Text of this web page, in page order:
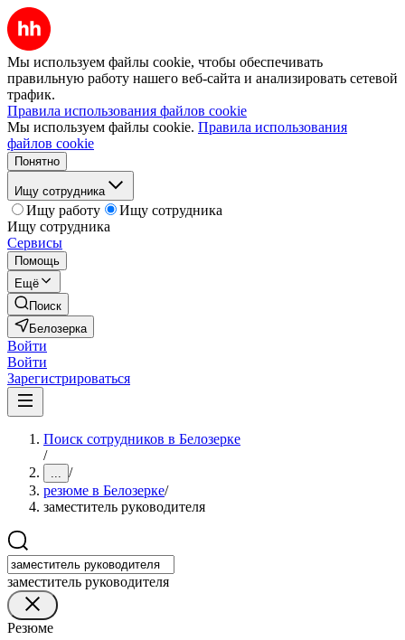
Мы используем файлы cookie, чтобы обеспечивать
правильную работу нашего веб-сайта и анализировать сетевой
трафик.
Правила использования файлов cookie
Мы используем файлы cookie. Правила использования
файлов cookie
Понятно
Ищу сотрудника
Ищу работу
Ищу сотрудника
Ищу сотрудника
Сервисы
Помощь
Ещё
Поиск
Белозерка
Войти
Войти
Зарегистрироваться
Поиск сотрудников в Белозерке
/
... /
резюме в Белозерке/
заместитель руководителя
заместитель руководителя
Резюме